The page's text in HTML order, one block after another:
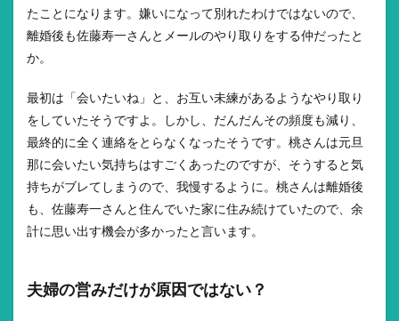
たことになります。嫌いになって別れたわけではないので、
離婚後も佐藤寿一さんとメールのやり取りをする仲だったと
か。
最初は「会いたいね」と、お互い未練があるようなやり取り
をしていたそうですよ。しかし、だんだんその頻度も減り、
最終的に全く連絡をとらなくなったそうです。桃さんは元旦
那に会いたい気持ちはすごくあったのですが、そうすると気
持ちがブレてしまうので、我慢するように。桃さんは離婚後
も、佐藤寿一さんと住んでいた家に住み続けていたので、余
計に思い出す機会が多かったと言います。
夫婦の営みだけが原因ではない？